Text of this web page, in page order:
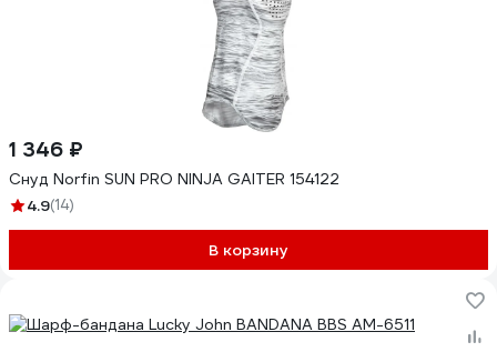
1 346 ₽
Снуд Norfin SUN PRO NINJA GAITER 154122
4.9(14)
В корзину